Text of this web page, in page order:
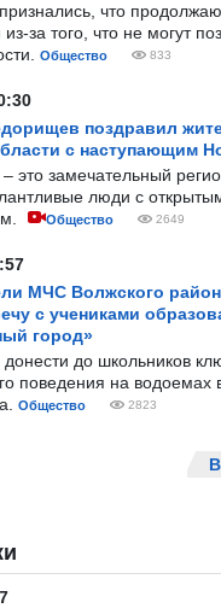
что
за того, что не могут
Общество 833
поздравил
с наступающим
это замечательный
люди с
Общество 2649
МЧС Волжского
с учениками
город»
до школьников
поведения на водоемах
Общество 2823